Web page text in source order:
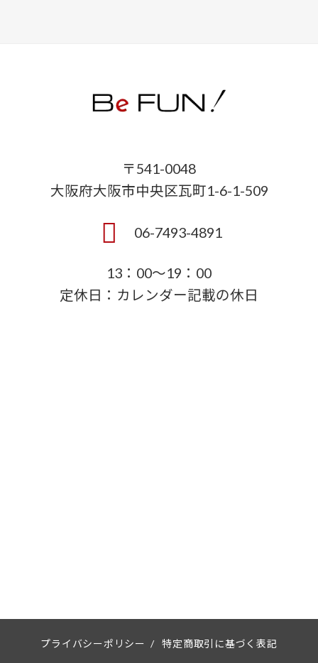
〒541-0048
大阪府大阪市中央区瓦町1-6-1-509
06-7493-4891
13：00～19：00
定休日：カレンダー記載の休日
プライバシーポリシー / 特定商取引に基づく表記